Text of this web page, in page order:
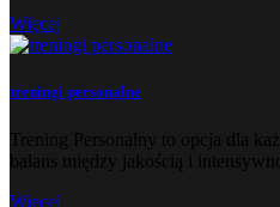
Więcej
treningi personalne
Trening Personalny to opcja dla
balans między jakością i
Więcej